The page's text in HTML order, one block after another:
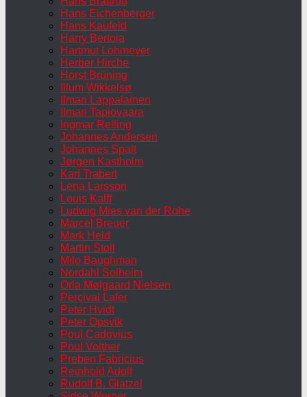
Hans Eichenberger
Hans Kaufeld
Harry Bertoia
Hartmut Lohmeyer
Herber Hirche
Horst Brüning
Illum Wikkelsø
Ilmari Lappalainen
Ilmari Tapiovaara
Ingmar Relling
Johannes Andersen
Johannes Spalt
Jørgen Kastholm
Karl Trabert
Lena Larsson
Louis Kalff
Ludwig Mies van der Rohe
Marcel Breuer
Mark Held
Martin Stoll
Milo Baughman
Nordahl Solheim
Orla Mølgaard Nielsen
Percival Lafer
Peter Hvidt
Peter Opsvik
Poul Cadovius
Poul Volther
Preben Fabricius
Reinhold Adolf
Rudolf B. Glatzel